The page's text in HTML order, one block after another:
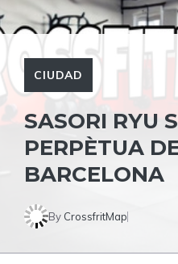
CIUDAD
SASORI RYU
PERPÈTUA
BARCELONA
By CrossfritMap